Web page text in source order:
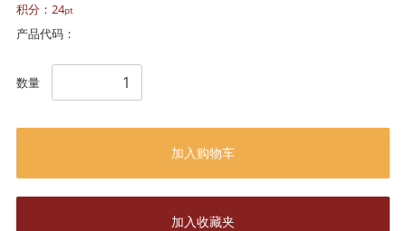
积分： 24pt
产品代码：
数量
加入购物车
加入收藏夹